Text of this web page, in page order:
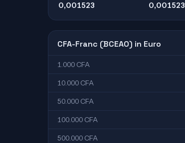
0,001523 0,001523
CFA-Franc (BCEAO) in Euro
1.000 CFA
10.000 CFA
50.000 CFA
100.000 CFA
500.000 CFA